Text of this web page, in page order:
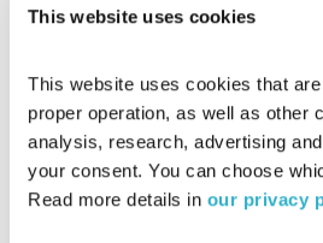
This website uses cookies
This website uses cookies that
proper operation, as well as other
analysis, research, advertising
your consent. You can choose
Read more details in our privacy
קונגולד, מגדלים ומטפלים באמצעות